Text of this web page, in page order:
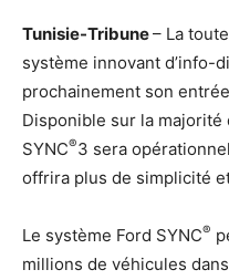
Tunisie-Tribune– La
système innovant d’info-
prochainement son
Disponible sur la majorité
SYNC®3 sera
offrira plus de simplicité
Le système Ford SYNC®
millions de véhicules